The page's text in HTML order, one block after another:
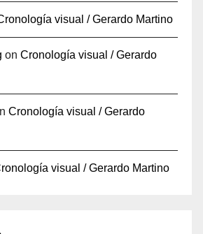
visual / Gerardo Martino
on Cronología visual / Gerardo
Cronología visual / Gerardo
visual / Gerardo Martino